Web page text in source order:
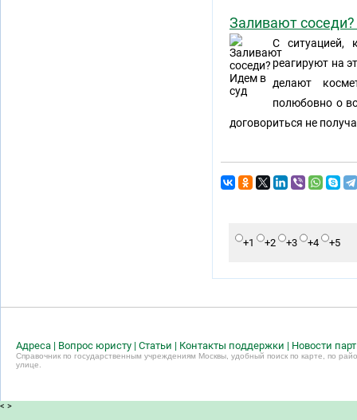
Заливают
С ситуацией,
реагируют на
делают
полюбовно о
договориться не
+1 +2 +3 +4 +5
Адреса | Вопрос юристу | Статьи | Контакты поддержки | Новости
Справочник по государственным учреждениям Москвы, удобный поиск по карте, по
улице.
< >